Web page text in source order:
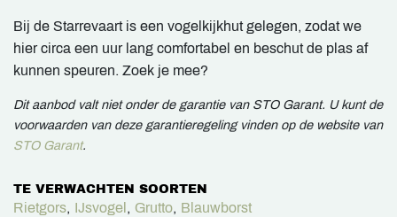
Bij de Starrevaart is een vogelkijkhut gelegen, zodat we
hier circa een uur lang comfortabel en beschut de plas af
kunnen speuren. Zoek je mee?
Dit aanbod valt niet onder de garantie van STO Garant. U kunt de
voorwaarden van deze garantieregeling vinden op de website van
STO Garant.
TE VERWACHTEN SOORTEN
Rietgors, IJsvogel , Grutto, Blauwborst